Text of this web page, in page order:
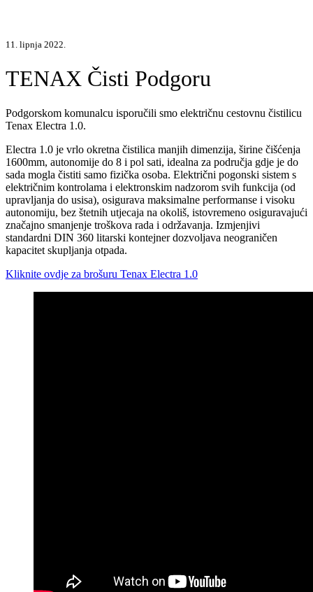
11. lipnja 2022.
TENAX Čisti Podgoru
Podgorskom komunalcu isporučili smo električnu cestovnu čistilicu
Tenax Electra 1.0.
Electra 1.0 je vrlo okretna čistilica manjih dimenzija, širine čišćenja
1600mm, autonomije do 8 i pol sati, idealna za područja gdje je do
sada mogla čistiti samo fizička osoba. Električni pogonski sistem s
električnim kontrolama i elektronskim nadzorom svih funkcija (od
upravljanja do usisa), osigurava maksimalne performanse i visoku
autonomiju, bez štetnih utjecaja na okoliš, istovremeno osiguravajući
značajno smanjenje troškova rada i održavanja. Izmjenjivi
standardni DIN 360 litarski kontejner dozvoljava neograničen
kapacitet skupljanja otpada.
Kliknite ovdje za brošuru Tenax Electra 1.0